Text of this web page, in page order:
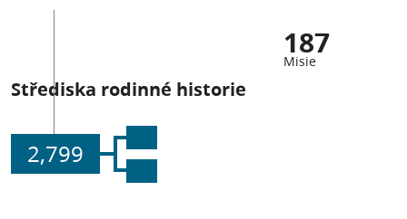
187
Misie
Střediska rodinné historie
2,799